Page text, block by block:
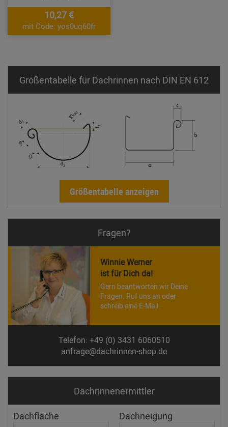
10,27 €
mit Code: yos0uq60fr
Größentabelle für Dachrinnen nach DIN EN 612
Größentabelle anzeigen
Fragen?
Winnie Werner
ist für Dich da!
Gern beantworten wir Deine
Fragen. Ruf uns an oder
schreib eine E-Mail.
Telefon: +49 (0) 3431 6060510
anfrage@dachrinnen-shop.de
Dachrinnen­ermittler
Dachfläche Dachneigung